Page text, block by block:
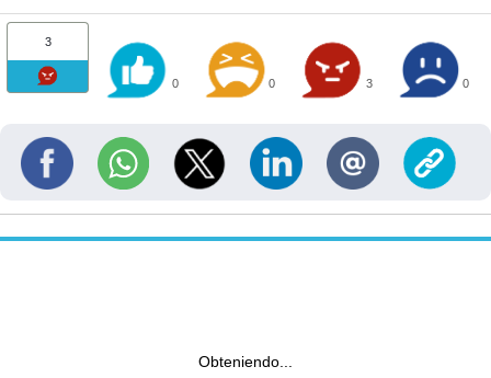
3
0 0 3 0
Obteniendo...